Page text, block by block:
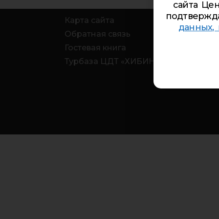
Карта сайта
Обратная связь
Гостевая книга
Турбаза ЦДТ «ХИБИНЫ»
сайта